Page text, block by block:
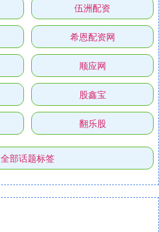
伍洲配资
希恩配资网
顺应网
股鑫宝
翻乐股
全部话题标签